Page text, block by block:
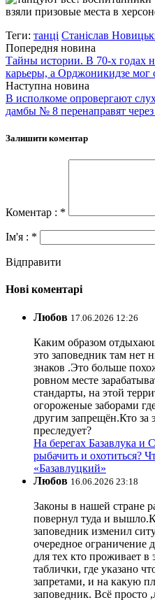
Теги: танці Станіслав
Попередня новина
Тайны истории. В 70-х годах
карьеры, а Орджоникидзе мог
Наступна новина
В исполкоме опровергают
дамбы № 8 перенаправят
Залишити коментар
Коментар : *
Ім'я : *
Відправити
Нові коментарі
Любов 17.06.2026 12:26
Каким образом
это заповедник там нет
знаков .Это больше
ровном месте
стандарты, на этой
огороженые заборами
другим запрещён.Кто за
преследует?
На берегах Базавлука и
рыбачить и охотиться?
«Базавлуцкий»
Любов 16.06.2026 23:18
Законы в нашей стране
повернул туда и
заповедник изменил
очередное ограничение
для тех кто проживает
таблички, где указано
запретами, и на какую
заповедник. Всё